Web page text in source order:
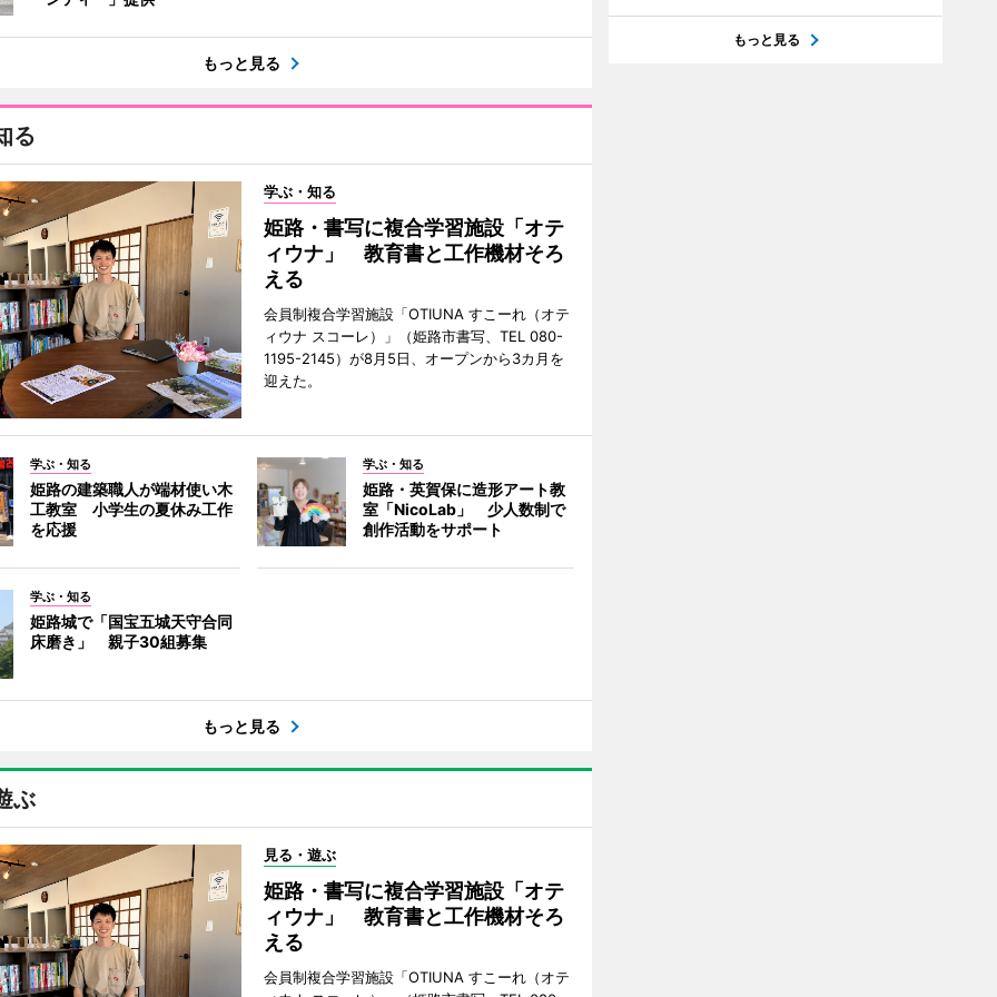
もっと見る
る
学ぶ・知る
姫路・書写に複合学習施設「オテ
ィウナ」 教育書と工作機材そろ
える
会員制複合学習施設「OTIUNA すこーれ（オテ
ィウナ スコーレ）」（姫路市書写、TEL 080-
1195-2145）が8月5日、オープンから3カ月を
迎えた。
学ぶ・知る
姫路の建築職人が端材使い木
工教室 小学生の夏休み工作
を応援
学ぶ・知る
姫路・英賀保に造形アート教
室「NicoLab」 少人数制で
創作活動をサポート
学ぶ・知る
姫路城で「国宝五城天守合同
床磨き」 親子30組募集
もっと見る
ぶ
見る・遊ぶ
姫路・書写に複合学習施設「オテ
ィウナ」 教育書と工作機材そろ
える
会員制複合学習施設「OTIUNA すこーれ（オテ
もっと見る